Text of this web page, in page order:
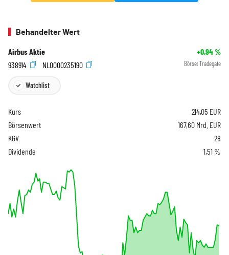
Behandelter Wert
Airbus Aktie +0,94%
938914
NL0000235190 Börse: Tradegate
Watchlist
Kurs 214,05 EUR
Börsenwert
167,60 Mrd. EUR
KGV
28
Dividende
1,51 %